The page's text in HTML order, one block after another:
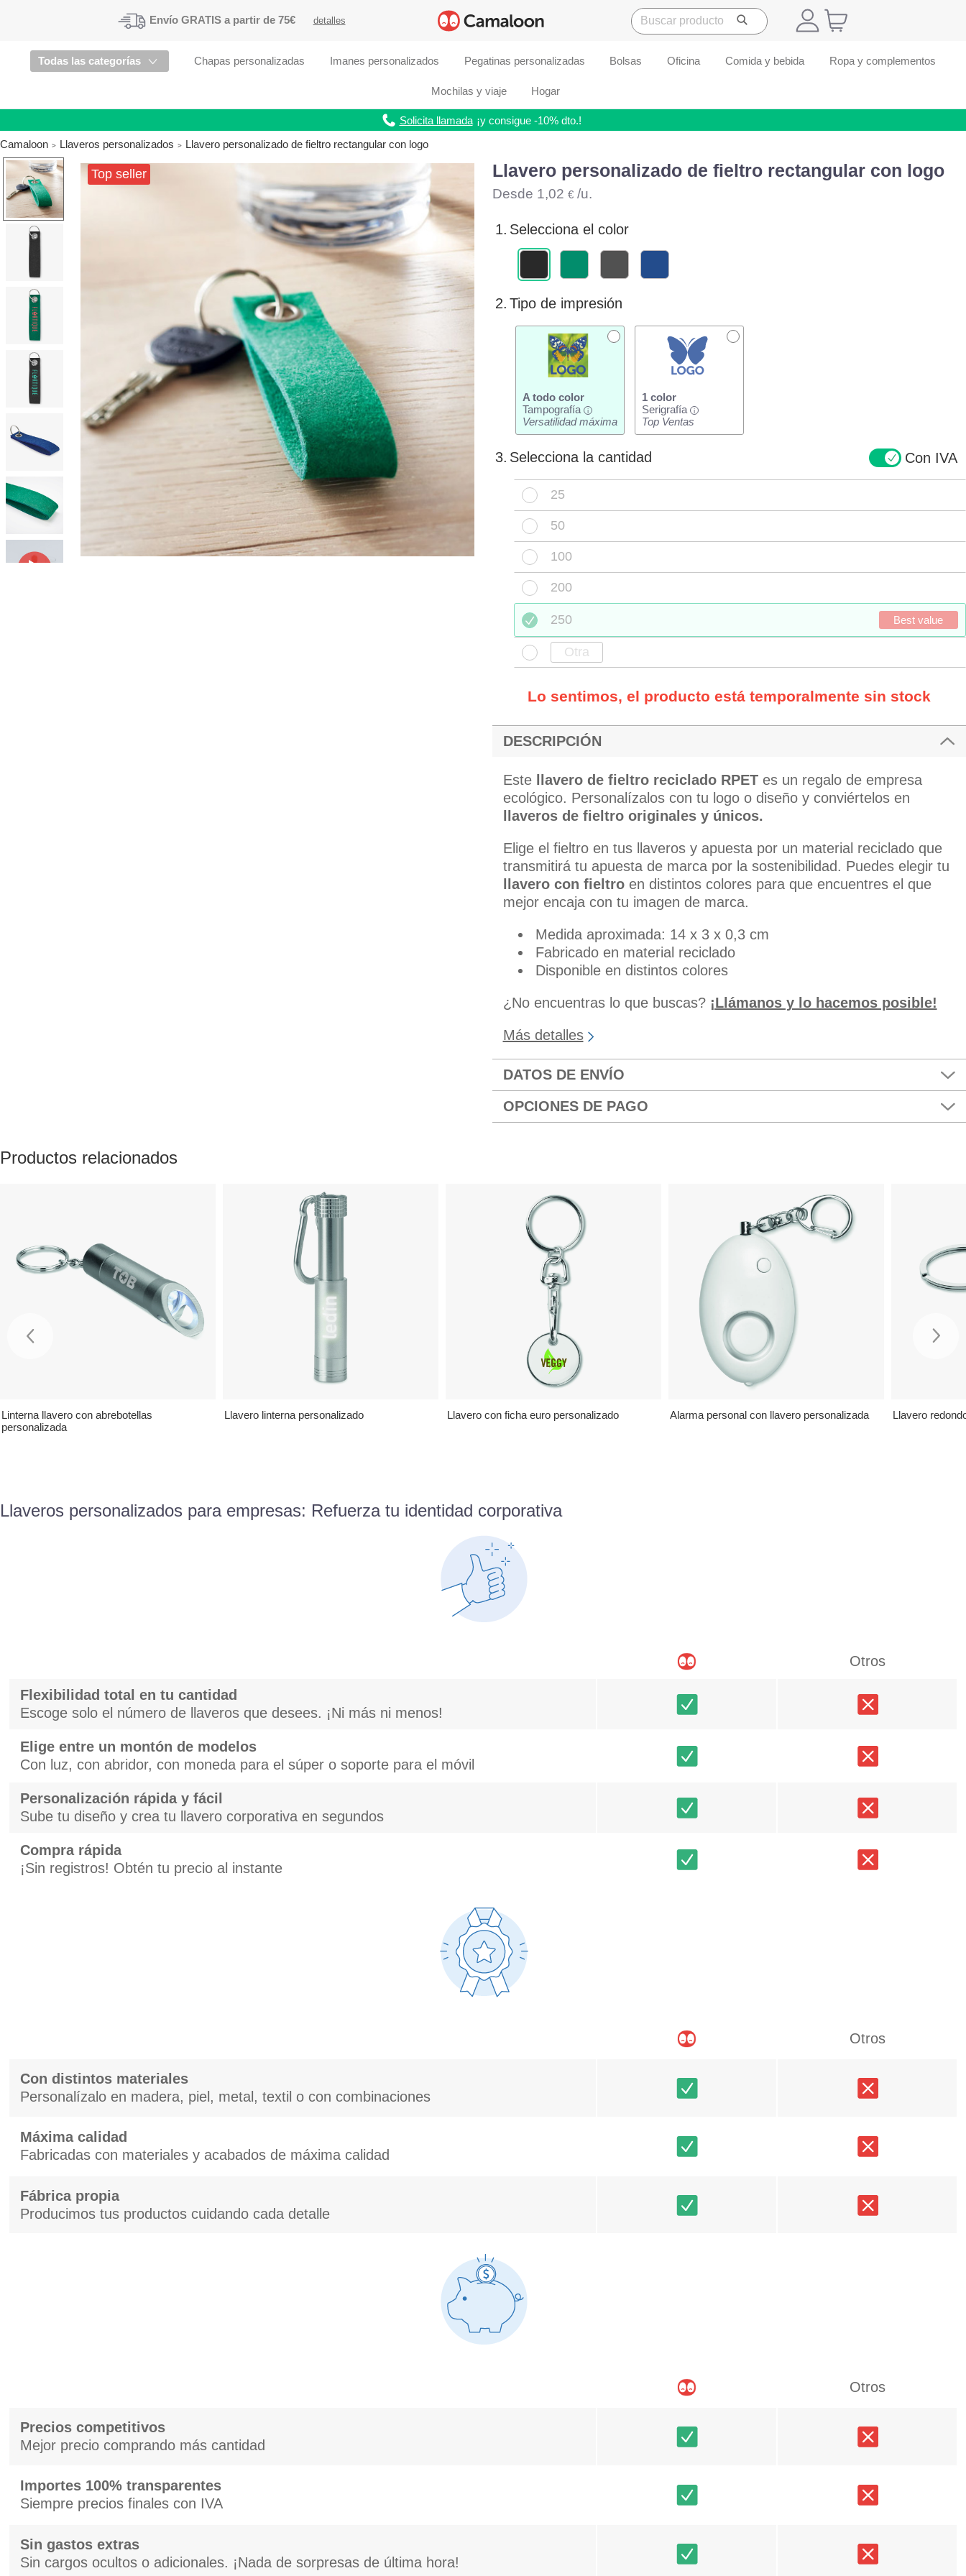
Envío GRATIS a partir de 75€ detalles
Todas las categorías Chapas personalizadas Imanes personalizados Pegatinas personalizadas Bolsas Oficina Comida y bebida Ropa y complementos
Mochilas y viaje Hogar
Solicita llamada ¡y consigue -10% dto.!
Camaloon
Llaveros personalizados Llavero personalizado de fieltro rectangular con logo
Top seller Llavero personalizado de fieltro rectangular con logo
Desde 1,02 €/u.
1. Selecciona el color
2. Tipo de impresión
A todo color
Tampografía
i
Versatilidad máxima
1 color
Serigrafía
i
Top Ventas
3. Selecciona la cantidad Con IVA
25
50
100
200
250 Best value
Lo sentimos, el producto está temporalmente sin stock
DESCRIPCIÓN
Este llavero de fieltro reciclado RPETes un regalo de empresa
ecológico. Personalízalos con tu logo o diseño y conviértelos en
llaveros de fieltro originales y únicos.
Elige el fieltro en tus llaveros y apuesta por un material reciclado que
transmitirá tu apuesta de marca por la sostenibilidad. Puedes elegir tu
llavero con fieltroen distintos colores para que encuentres el que
mejor encaja con tu imagen de marca.
Medida aproximada: 14 x 3 x 0,3 cm
Fabricado en material reciclado
Disponible en distintos colores
¿No encuentras lo que buscas? ¡Llámanos y lo hacemos posible!
Más detalles
DATOS DE ENVÍO
OPCIONES DE PAGO
Productos relacionados
Linterna llavero con abrebotellas
personalizada
Llavero linterna personalizado Llavero con ficha euro personalizado Alarma personal con llavero personalizada Llavero
Llaveros personalizados para empresas: Refuerza tu identidad corporativa
Otros
Flexibilidad total en tu cantidad
Escoge solo el número de llaveros que desees. ¡Ni más ni menos!
Elige entre un montón de modelos
Con luz, con abridor, con moneda para el súper o soporte para el móvil
Personalización rápida y fácil
Sube tu diseño y crea tu llavero corporativa en segundos
Compra rápida
¡Sin registros! Obtén tu precio al instante
Otros
Con distintos materiales
Personalízalo en madera, piel, metal, textil o con combinaciones
Máxima calidad
Fabricadas con materiales y acabados de máxima calidad
Fábrica propia
Producimos tus productos cuidando cada detalle
Otros
Precios competitivos
Mejor precio comprando más cantidad
Importes 100% transparentes
Siempre precios finales con IVA
Sin gastos extras
Sin cargos ocultos o adicionales. ¡Nada de sorpresas de última hora!